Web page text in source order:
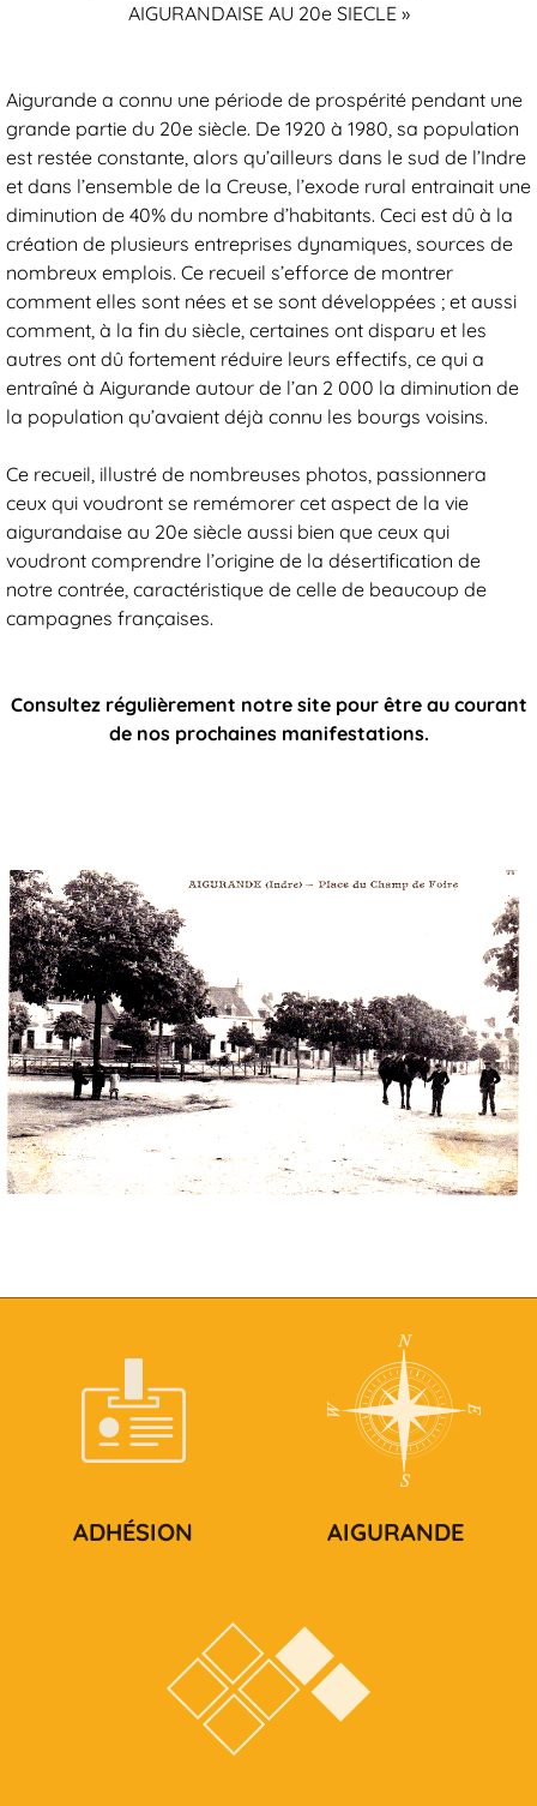
AIGURANDAISE AU 20e SIECLE »
Aigurande a connu une période de prospérité pendant une
grande partie du 20e siècle. De 1920 à 1980, sa population
est restée constante, alors qu’ailleurs dans le sud de l’Indre
et dans l’ensemble de la Creuse, l’exode rural entrainait une
diminution de 40% du nombre d’habitants. Ceci est dû à la
création de plusieurs entreprises dynamiques, sources de
nombreux emplois. Ce recueil s’efforce de montrer
comment elles sont nées et se sont développées ; et aussi
comment, à la fin du siècle, certaines ont disparu et les
autres ont dû fortement réduire leurs effectifs, ce qui a
entraîné à Aigurande autour de l’an 2 000 la diminution de
la population qu’avaient déjà connu les bourgs voisins.
Ce recueil, illustré de nombreuses photos, passionnera
ceux qui voudront se remémorer cet aspect de la vie
aigurandaise au 20e siècle aussi bien que ceux qui
voudront comprendre l’origine de la désertification de
notre contrée, caractéristique de celle de beaucoup de
campagnes françaises.
Consultez régulièrement notre site pour être au courant
de nos prochaines manifestations.
ADHÉSION AIGURANDE